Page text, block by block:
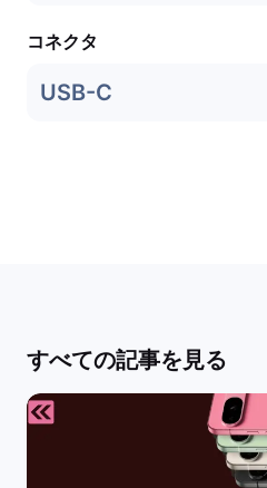
コネクタ
USB-C
すべての記事を見る